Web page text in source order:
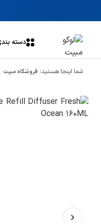
دسته
شما اینجا هستید: فروشگاه مبیت